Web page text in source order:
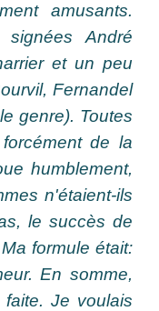
amusants.
signées André
et un peu
Fernandel
genre). Toutes
de la
humblement,
n'étaient-ils
le succès de
formule était:
En somme,
Je voulais